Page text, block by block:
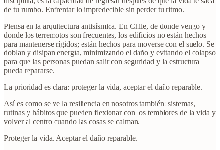
de tu rumbo. Enfrentar lo impredecible sin perder tu ritmo.
Piensa en la arquitectura antisísmica. En Chile, de donde vengo y
donde los terremotos son frecuentes, los edificios no están hechos
para mantenerse rígidos; están hechos para moverse con el suelo. Se
doblan y disipan energía, minimizando el daño y evitando el colapso
para que las personas puedan salir con seguridad y la estructura
pueda repararse.
La prioridad es clara: proteger la vida, aceptar el daño reparable.
Así es como se ve la resiliencia en nosotros también: sistemas,
rutinas y hábitos que pueden flexionar con los temblores de la vida y
volver al centro cuando las cosas se calman.
Proteger la vida. Aceptar el daño reparable.